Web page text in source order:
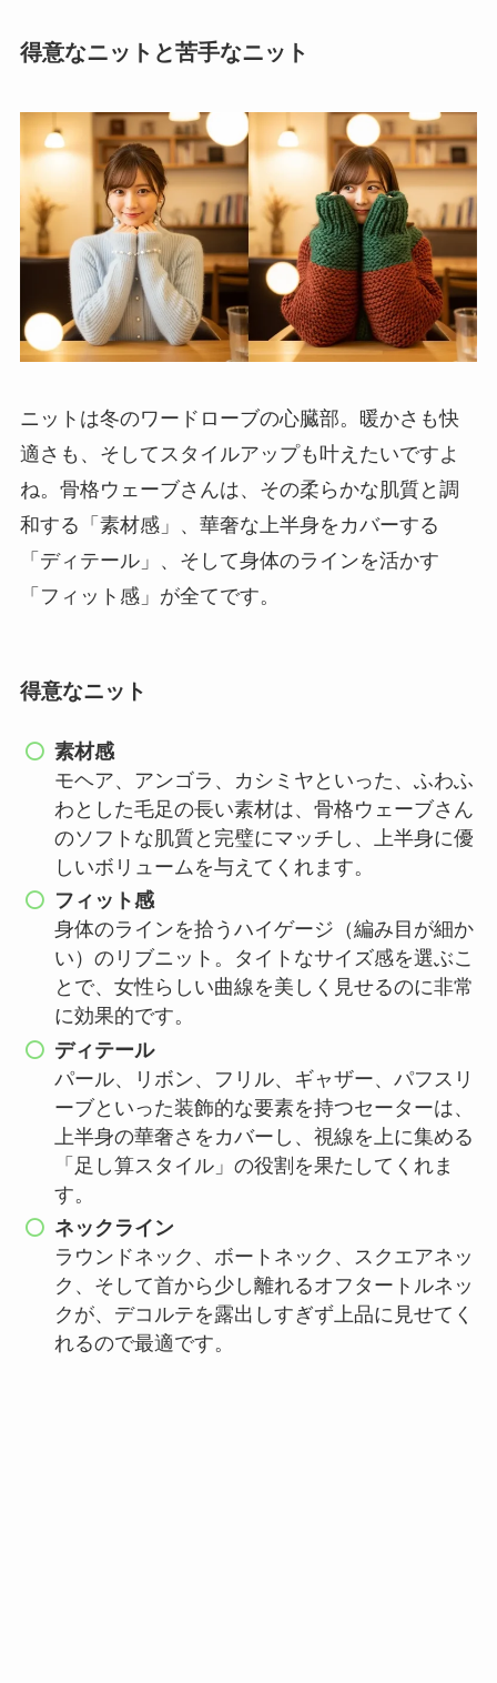
得意なニットと苦手なニット
ニットは冬のワードローブの心臓部。暖かさも快
適さも、そしてスタイルアップも叶えたいですよ
ね。骨格ウェーブさんは、その柔らかな肌質と調
和する「素材感」、華奢な上半身をカバーする
「ディテール」、そして身体のラインを活かす
「フィット感」が全てです。
得意なニット
素材感
モヘア、アンゴラ、カシミヤといった、ふわふ
わとした毛足の長い素材は、骨格ウェーブさん
のソフトな肌質と完璧にマッチし、上半身に優
しいボリュームを与えてくれます。
フィット感
身体のラインを拾うハイゲージ（編み目が細か
い）のリブニット。タイトなサイズ感を選ぶこ
とで、女性らしい曲線を美しく見せるのに非常
に効果的です。
ディテール
パール、リボン、フリル、ギャザー、パフスリ
ーブといった装飾的な要素を持つセーターは、
上半身の華奢さをカバーし、視線を上に集める
「足し算スタイル」の役割を果たしてくれま
す。
ネックライン
ラウンドネック、ボートネック、スクエアネッ
ク、そして首から少し離れるオフタートルネッ
クが、デコルテを露出しすぎず上品に見せてく
れるので最適です。